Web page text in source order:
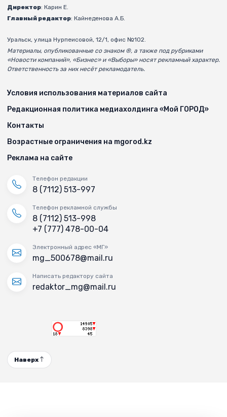
Директор: Карин Е.
Главный редактор: Кайнеденова А.Б.
Уральск, улица Нурпеисовой, 12/1, офис №102.
Материалы, опубликованные со знаком ®, а также под рубриками
«Новости компаний», «Бизнес» и «Выборы» носят рекламный характер.
Ответственность за них несёт рекламодатель.
Условия использования материалов сайта
Редакционная политика медиахолдинга «Мой ГОРОД»
Контакты
Возрастные ограничения на mgorod.kz
Реклама на сайте
Телефон редакции
8 (7112) 513-997
Телефон рекламной службы
8 (7112) 513-998
+7 (777) 478-00-04
Электронный адрес «МГ»
mg_500678@mail.ru
Написать редактору сайта
redaktor_mg@mail.ru
Наверх